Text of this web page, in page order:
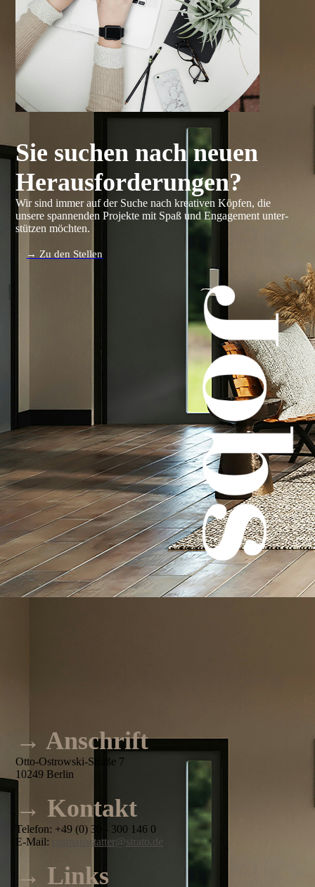
Sie suchen nach neuen
Heraus­­­for­de­r­ungen?
Wir sind immer auf der Suche nach krea­tiven Köpfen, die
unsere spannen­den Projekte mit Spaß und Engage­ment unter­
stützen möchten.
→ Zu den Stellen
→ Anschrift
Otto-Ostrowski-Straße 7
10249 Berlin
→ Kontakt
Telefon: +49 (0) 30 - 300 146 0
E-Mail:
raumausstatter@strato.de
→ Links